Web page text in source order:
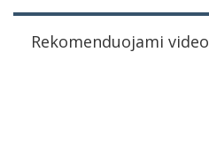
Rekomenduojami video